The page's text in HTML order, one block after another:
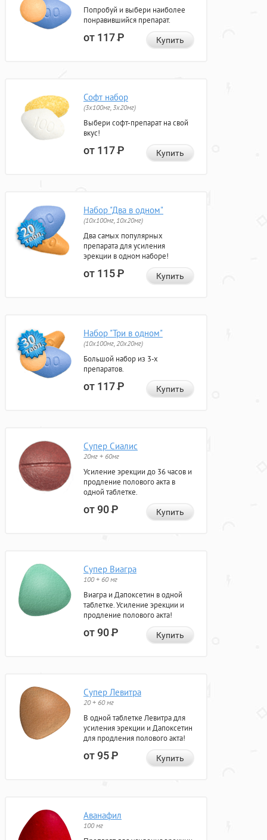
Попробуй и выбери наиболее
понравившийся препарат.
от 117Р Купить
Софт набор
(3x100мг, 3x20мг)
Выбери софт-препарат на свой
вкус!
от 117Р Купить
Набор "Два в одном"
(10x100мг, 10x20мг)
Два самых популярных
препарата для усиления
эрекции в одном наборе!
от 115Р Купить
Набор "Три в одном"
(10x100мг, 20x20мг)
Большой набор из 3-х
препаратов.
от 117Р Купить
Супер Сиалис
20мг + 60мг
Усиление эрекции до 36 часов и
продление полового акта в
одной таблетке.
от 90Р Купить
Супер Виагра
100 + 60 мг
Виагра и Дапоксетин в одной
таблетке. Усиление эрекции и
продление полового акта!
от 90Р Купить
Супер Левитра
20 + 60 мг
В одной таблетке Левитра для
усиления эрекции и Дапоксетин
для продления полового акта!
от 95Р Купить
Аванафил
100 мг